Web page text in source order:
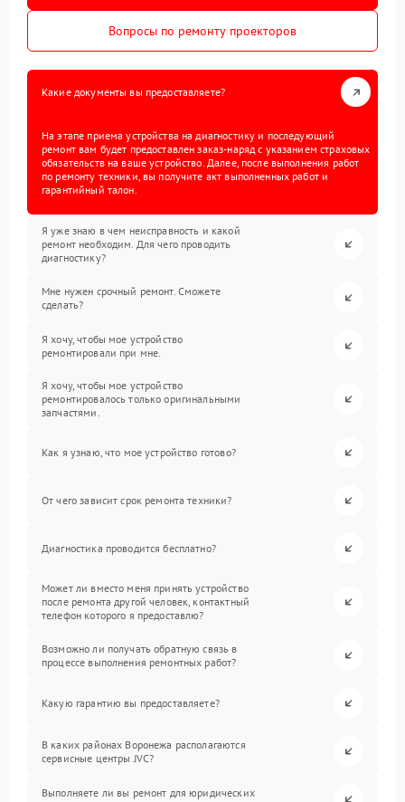
Вопросы по ремонту проекторов
Какие документы вы предоставляете?
На этапе приема устройства на диагностику и последующий
ремонт вам будет предоставлен заказ-наряд с указанием страховых
обязательств на ваше устройство. Далее, после выполнения работ
по ремонту техники, вы получите акт выполненных работ и
гарантийный талон.
Я уже знаю в чем неисправность и какой
ремонт необходим. Для чего проводить
диагностику?
Мне нужен срочный ремонт. Сможете
сделать?
Я хочу, чтобы мое устройство
ремонтировали при мне.
Я хочу, чтобы мое устройство
ремонтировалось только оригинальными
запчастями.
Как я узнаю, что мое устройство готово?
От чего зависит срок ремонта техники?
Диагностика проводится бесплатно?
Может ли вместо меня принять устройство
после ремонта другой человек, контактный
телефон которого я предоставлю?
Возможно ли получать обратную связь в
процессе выполнения ремонтных работ?
Какую гарантию вы предоставляете?
В каких районах Воронежа располагаются
сервисные центры JVC?
Выполняете ли вы ремонт для юридических